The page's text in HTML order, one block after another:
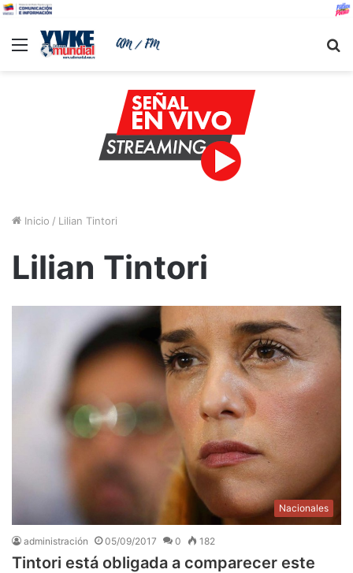
Menu
Inicio / Lilian Tintori
Lilian Tintori
Nacionales
administración 05/09/2017 0 182
Tintori está obligada a comparecer este